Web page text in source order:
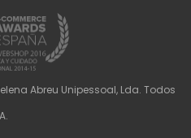
Abreu Unipessoal, Lda. Todos